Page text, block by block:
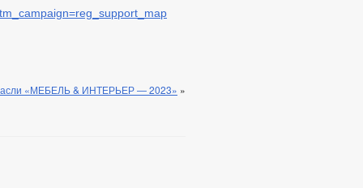
«МЕБЕЛЬ & ИНТЕРЬЕР — 2023» »